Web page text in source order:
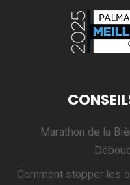
Marathon de la
Comment stopper les